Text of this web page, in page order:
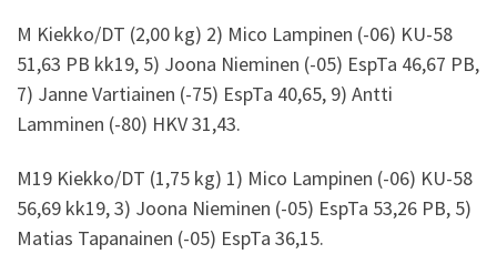
M Kiekko/DT (2,00 kg) 2) Mico Lampinen (-06) KU-58
51,63 PB kk19, 5) Joona Nieminen (-05) EspTa 46,67 PB,
7) Janne Vartiainen (-75) EspTa 40,65, 9) Antti
Lamminen (-80) HKV 31,43.
M19 Kiekko/DT (1,75 kg) 1) Mico Lampinen (-06) KU-58
56,69 kk19, 3) Joona Nieminen (-05) EspTa 53,26 PB, 5)
Matias Tapanainen (-05) EspTa 36,15.